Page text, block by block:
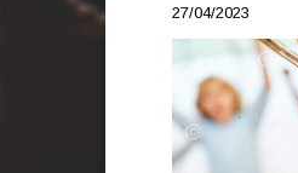
27/04/2023